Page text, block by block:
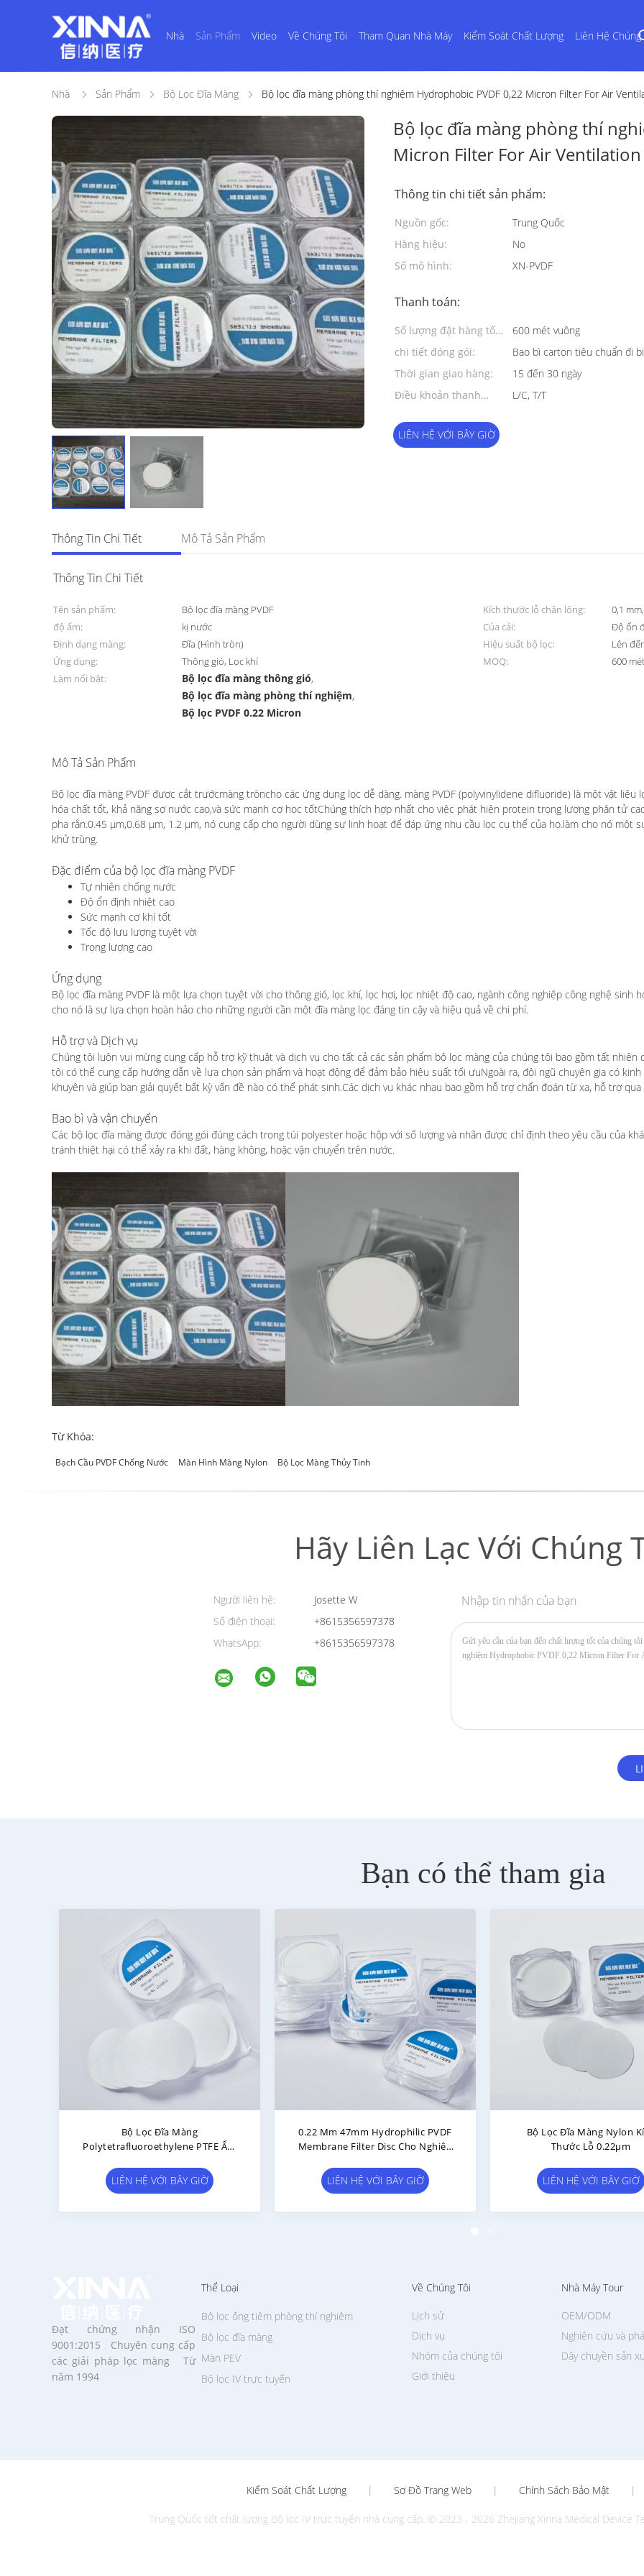
Nhà Sản Phẩm Video Về Chúng Tôi Tham Quan Nhà Máy Kiểm Soát Chất Lượng Liên Hệ Chúng
Nhà Sản Phẩm Bộ Lọc Đĩa Màng Bộ lọc đĩa màng phòng thí nghiệm Hydrophobic PVDF 0,22 Micron Filter For Air
Bộ lọc đĩa màng phòng thí
Micron Filter For Air Ventilation
Thông tin chi tiết sản phẩm:
Nguồn gốc:
Trung Quốc
Hàng hiệu:
No
Số mô hình:
XN-PVDF
Thanh toán:
Số lượng đặt hàng tối
thiểu:
600 mét vuông
chi tiết đóng gói:
Bao bì carton tiêu chuẩn đi
Thời gian giao hàng:
15 đến 30 ngày
Điều khoản thanh
L/C, T/T
LIÊN HỆ VỚI BÂY GIỜ
Thông Tin Chi Tiết Mô Tả Sản Phẩm
Thông Tin Chi Tiết
Tên sản phẩm: Bộ lọc đĩa màng PVDF Kích thước lỗ chân lông:
0,1
độ ẩm:
kị nước Của cải:
Độ ổn
Định dạng màng:
Đĩa (Hình tròn) Hiệu suất bộ lọc:
Lên
Ứng dụng:
Thông gió, Lọc khí MOQ:
600
Làm nổi bật:
Bộ lọc đĩa màng thông gió,
Bộ lọc đĩa màng phòng thí nghiệm,
Bộ lọc PVDF 0.22 Micron
Mô Tả Sản Phẩm
Bộ lọc đĩa màng PVDF được cắt trướcmàng tròncho các ứng dụng lọc dễ dàng. màng PVDF (polyvinylidene difluoride) là một vật
hóa chất tốt, khả năng sợ nước cao,và sức mạnh cơ học tốtChúng thích hợp nhất cho việc phát hiện protein trọng lượng phân tử
pha rắn.0.45 μm,0.68 μm, 1.2 μm, nó cung cấp cho người dùng sự linh hoạt để đáp ứng nhu cầu lọc cụ thể của họ.làm cho nó
khử trùng.
Đặc điểm của bộ lọc đĩa màng PVDF
Tự nhiên chống nước
Độ ổn định nhiệt cao
Sức mạnh cơ khí tốt
Tốc độ lưu lượng tuyệt vời
Trọng lượng cao
Ứng dụng
Bộ lọc đĩa màng PVDF là một lựa chọn tuyệt vời cho thông gió, lọc khí, lọc hơi, lọc nhiệt độ cao, ngành công nghiệp công nghệ sinh
cho nó là sự lựa chọn hoàn hảo cho những người cần một đĩa màng lọc đáng tin cậy và hiệu quả về chi phí.
Hỗ trợ và Dịch vụ
Chúng tôi luôn vui mừng cung cấp hỗ trợ kỹ thuật và dịch vụ cho tất cả các sản phẩm bộ lọc màng của chúng tôi bao gồm tất nhiên
tôi có thể cung cấp hướng dẫn về lựa chọn sản phẩm và hoạt động để đảm bảo hiệu suất tối ưuNgoài ra, đội ngũ chuyên gia có
khuyên và giúp bạn giải quyết bất kỳ vấn đề nào có thể phát sinh.Các dịch vụ khác nhau bao gồm hỗ trợ chẩn đoán từ xa, hỗ trợ
Bao bì và vận chuyển
Các bộ lọc đĩa màng được đóng gói đúng cách trong túi polyester hoặc hộp với số lượng và nhãn được chỉ định theo yêu cầu của
tránh thiệt hại có thể xảy ra khi đất, hàng không, hoặc vận chuyển trên nước.
Từ Khóa:
Bạch Cầu PVDF Chống Nước Màn Hình Màng Nylon Bộ Lọc Màng Thủy Tinh
Hãy Liên Lạc Với Chúng
Người liên hệ:
Josette W
Số điện thoại:
+8615356597378
WhatsApp:
+8615356597378
Nhập tin nhắn của bạn
Bạn có thể tham gia
OEM Hydrophobic PTFE
Membrane Disc Kích Thước Lỗ
LIÊN HỆ VỚI BÂY GIỜ
0.45 Micron PVDF Membrane Disc
Filter Hydrophobic Polyvinylidene
LIÊN HỆ VỚI BÂY GIỜ
0.22μm 47mm Hydrophobic
Membrane Filter Disc
LIÊN HỆ VỚI BÂY GIỜ
Đạt chứng nhận ISO
9001:2015 Chuyên cung cấp
các giải pháp lọc màng Từ
năm 1994
Thể Loại
Bộ lọc IV trực tuyến
Bộ lọc ống tiêm phòng thí nghiệm
Bộ lọc đĩa màng
Màn PEV
Về Chúng Tôi
Giới thiệu
Lịch sử
Dịch vụ
Nhóm của chúng tôi
Nhà Máy Tour
Dây chuyền sản
OEM/ODM
Nghiên cứu và
Kiểm Soát Chất Lượng | Sơ Đồ Trang Web | Chính Sách Bảo Mật |
Trung Quốc tốt chất lượng Bộ lọc IV trực tuyến nhà cung cấp. © 2023 - 2026 Zhejiang Xinna Medical Device